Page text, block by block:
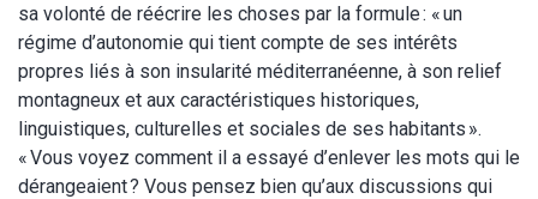
sa volonté de réécrire les choses par la formule : « un
régime d’autonomie qui tient compte de ses intérêts
propres liés à son insularité méditerranéenne, à son relief
montagneux et aux caractéristiques historiques,
linguistiques, culturelles et sociales de ses habitants ».
« Vous voyez comment il a essayé d’enlever les mots qui le
dérangeaient ? Vous pensez bien qu’aux discussions qui